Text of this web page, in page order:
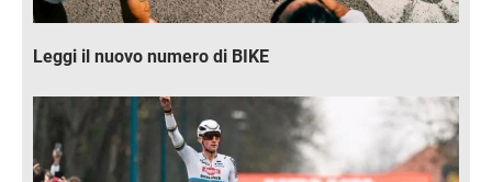
Leggi il nuovo numero di BIKE
Immagine